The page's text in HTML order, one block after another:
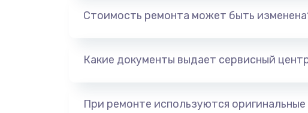
Стоимость ремонта может быть
Какие документы выдает сервисный
При ремонте используются